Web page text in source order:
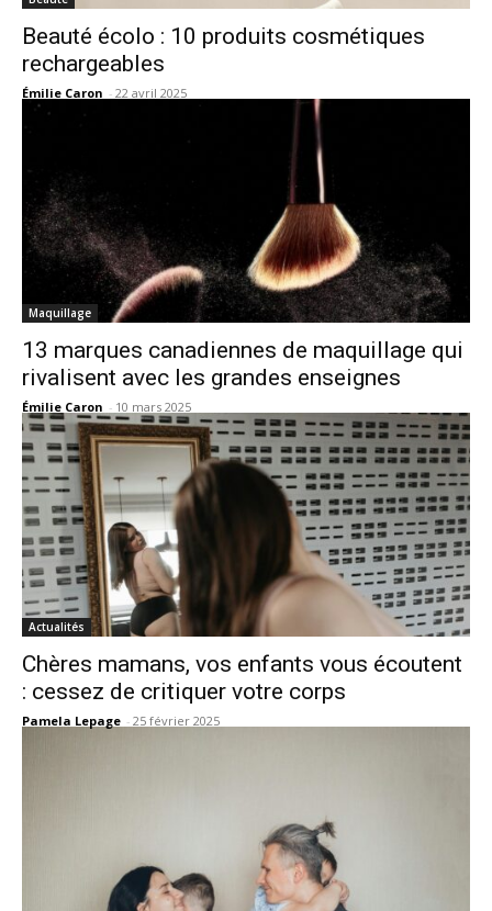
Beauté écolo : 10 produits cosmétiques
rechargeables
Émilie Caron - 22 avril 2025
Maquillage
13 marques canadiennes de maquillage qui
rivalisent avec les grandes enseignes
Émilie Caron - 10 mars 2025
Actualités
Chères mamans, vos enfants vous écoutent
: cessez de critiquer votre corps
Pamela Lepage - 25 février 2025